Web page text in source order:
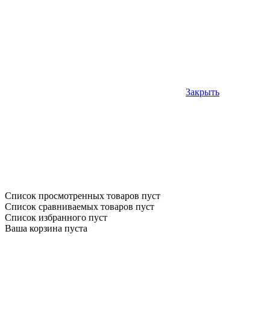
Закрыть
Список просмотренных товаров пуст
Список сравниваемых товаров пуст
Список избранного пуст
Ваша корзина пуста